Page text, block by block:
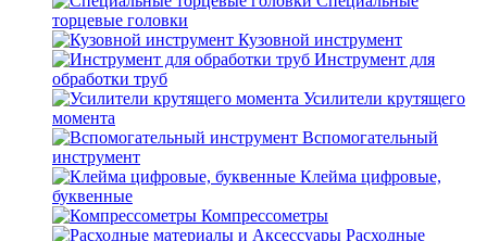
торцевые головки
Кузовной инструмент
Инструмент для
обработки труб
Усилители крутящего
момента
Вспомогательный
инструмент
Клейма цифровые,
буквенные
Компрессометры
Расходные